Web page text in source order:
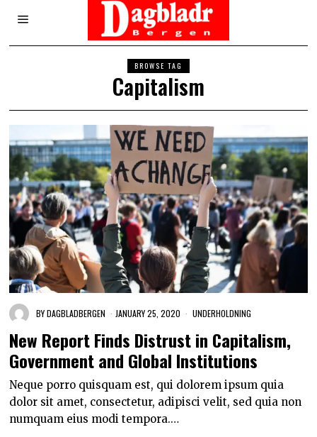
BROWSE TAG
Capitalism
BYDAGBLADBERGEN JANUARY 25, 2020 UNDERHOLDNING
New Report Finds Distrust in Capitalism,
Government and Global Institutions
Neque porro quisquam est, qui dolorem ipsum quia
dolor sit amet, consectetur, adipisci velit, sed quia non
numquam eius modi tempora.…